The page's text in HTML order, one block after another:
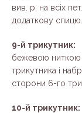
вив. р. на всіх
додаткову спицю.
9-й трикутник:
бежевою ниткою
трикутника і
сторони 6-го
10-й трикутник: